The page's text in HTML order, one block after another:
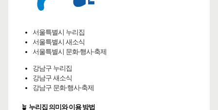
서울특별시 누리집
서울특별시 새소식
서울특별시 문화·행사·축제
강남구 누리집
강남구 새소식
강남구 문화·행사·축제
🪴 누리집 의미와 이용 방법